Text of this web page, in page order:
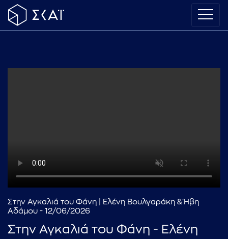
Στην Αγκαλιά του Φάνη | Ελένη Βουλγαράκη & Ήβη
Αδάμου - 12/06/2026
Στην Αγκαλιά του Φάνη - Ελένη